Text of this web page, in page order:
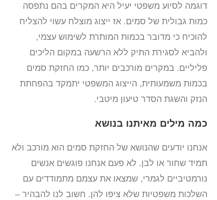
דוגמה לסיוע משפטי יעיל היא המקרים בהם נתפסה
כמות גבולית של סמים. אז ייצוג מוצלח עשוי להצליח
להוכיח כי מדובר בכמות המותרת לשימוש עצמי,
ולהביא לסגירת התיק ללא הרשעה במקום הליכים
פליליים. במקרים מורכבים יותר, כמו החזקת סמים
בכמות משמעותית, הייצוג המשפטי יתמקד בהפחתת
הנזק והשגת הסדר טיעון מיטבי.
כמה מילים מאיתנו בנושא
אנחנו יודעים שהנושא של החזקת סמים הוא מורכב ולא
תמיד שחור או לבן. לא פעם אנחנו פוגשים אנשים
נורמטיביים לגמרי, שמצאו את עצמם מתמודדים עם
השלכות משפטיות שלא ציפו להן. חשוב לנו להבהיר –